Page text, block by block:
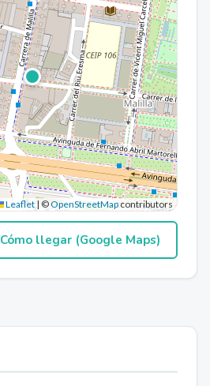
Leaflet | ©OpenStreetMapcontributors
Cómo llegar (Google Maps)